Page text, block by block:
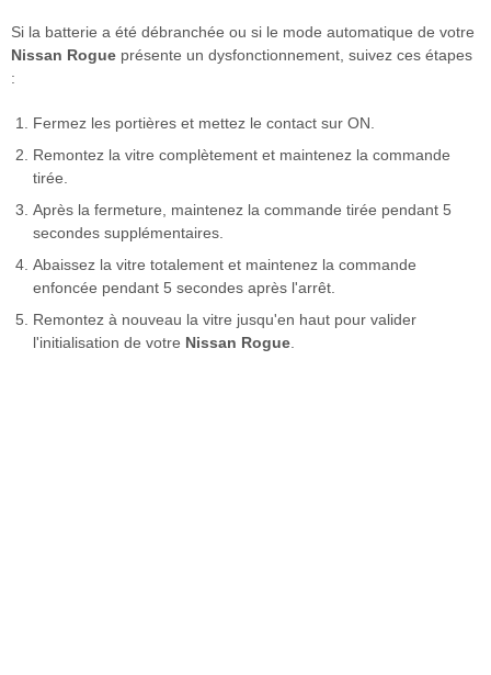
Si la batterie a été débranchée ou si le mode automatique de votre
Nissan Rogue présente un dysfonctionnement, suivez ces étapes
:
Fermez les portières et mettez le contact sur ON.
Remontez la vitre complètement et maintenez la commande
tirée.
Après la fermeture, maintenez la commande tirée pendant 5
secondes supplémentaires.
Abaissez la vitre totalement et maintenez la commande
enfoncée pendant 5 secondes après l'arrêt.
Remontez à nouveau la vitre jusqu'en haut pour valider
l'initialisation de votre Nissan Rogue